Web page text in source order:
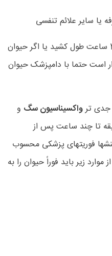
یا سایر علائم تنفسی
اگر هر یک از این علائم بیش از 24 ساعت طول کشید یا اگر حیوان
است حتما با دامپزشک حیوان
جدی ترواکسیناسیون سگ و
تا چند ساعت پس از
فوریتهای پزشکی محسوب
زیر باید فوراً حیوان را به